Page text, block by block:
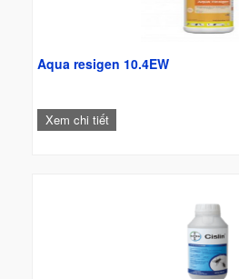
Aqua resigen 10.4EW
Xem chi tiết